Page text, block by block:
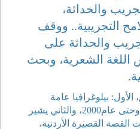
والحداثة،
التجريبية.. ووقف
والحداثة على
الشعرية، وبحث
بيلوغرافيا عامة
بالقصة القصيرة منذ النشأة وحتى عام2000، والثاني يشير
القصة القصيرة الأردنية،